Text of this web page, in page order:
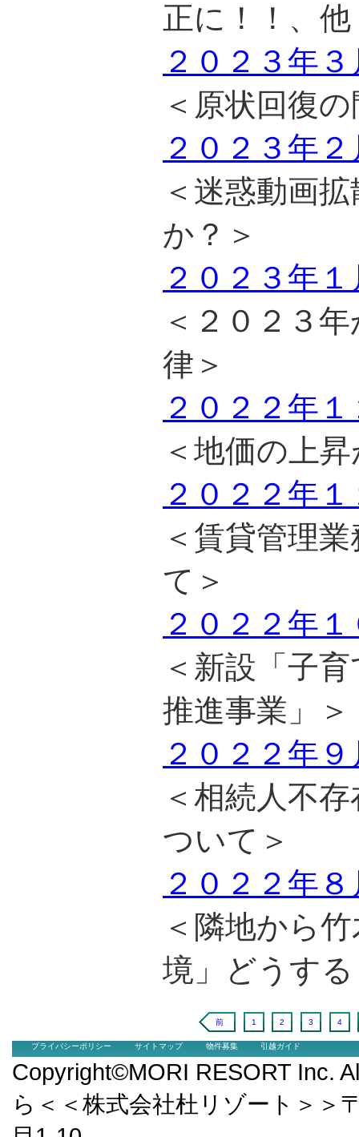
正に！！、他
２０２３年
＜原状回復
２０２３年
＜迷惑動画
か？＞
２０２３年
＜２０２３
律＞
２０２２年
＜地価の上
２０２２年
＜賃貸管理
て＞
２０２２年
＜新設「子
推進事業」＞
２０２２年
＜相続人不
ついて＞
２０２２年
＜隣地から
境」どうす
前 1 2 3 4
プライバシーポリシー サイトマップ 物件募集 引越ガイド
Copyright©MORI RESORT Inc.
ら＜＜株式会社杜リゾート＞＞